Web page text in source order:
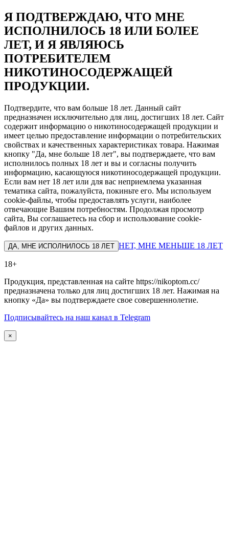
Я ПОДТВЕРЖДАЮ, ЧТО МНЕ
ИСПОЛНИЛОСЬ 18 ИЛИ БОЛЕЕ
ЛЕТ, И Я ЯВЛЯЮСЬ
ПОТРЕБИТЕЛЕМ
НИКОТИНОСОДЕРЖАЩЕЙ
ПРОДУКЦИИ.
Подтвердите, что вам больше 18 лет. Данный сайт
предназначен исключительно для лиц, достигших 18 лет. Сайт
содержит информацию о никотиносодержащей продукции и
имеет целью предоставление информации о потребительских
свойствах и качественных характеристиках товара. Нажимая
кнопку "Да, мне больше 18 лет", вы подтверждаете, что вам
исполнилось полных 18 лет и вы и согласны получить
информацию, касающуюся никотиносодержащей продукции.
Если вам нет 18 лет или для вас неприемлема указанная
тематика сайта, пожалуйста, покиньте его. Мы используем
cookie-файлы, чтобы предоставлять услуги, наиболее
отвечающие Вашим потребностям. Продолжая просмотр
сайта, Вы соглашаетесь на сбор и использование cookie-
файлов и других данных.
ДА, МНЕ ИСПОЛНИЛОСЬ 18 ЛЕТ НЕТ, МНЕ МЕНЬШЕ 18 ЛЕТ
18+
Продукция, представленная на сайте https://nikoptom.cc/
предназначена только для лиц достигших 18 лет. Нажимая на
кнопку «Да» вы подтверждаете свое совершеннолетие.
Подписывайтесь на наш канал в Telegram
×